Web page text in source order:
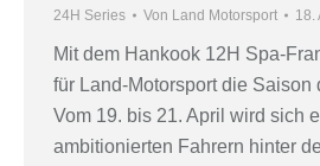
24H Series Von Land Motorsport 18.
Mit dem Hankook 12H Spa-
für Land-Motorsport die Saison
Vom 19. bis 21. April wird sich
ambitionierten Fahrern hinter